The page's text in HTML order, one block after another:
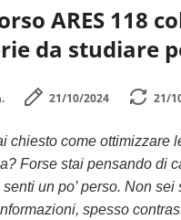
ARES 118
da studiare
21/10/2024 21/
chiesto come ottimizzare
Forse stai pensando di
un po’ perso. Non
spesso